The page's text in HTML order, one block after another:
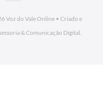
Voz do Vale Online• Criado e
& Comunicação Digital.